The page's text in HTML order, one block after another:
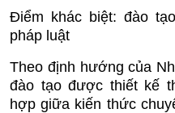
Điểm khác biệt: đào
pháp luật
Theo định hướng của
đào tạo được thiết kế
hợp giữa kiến thức